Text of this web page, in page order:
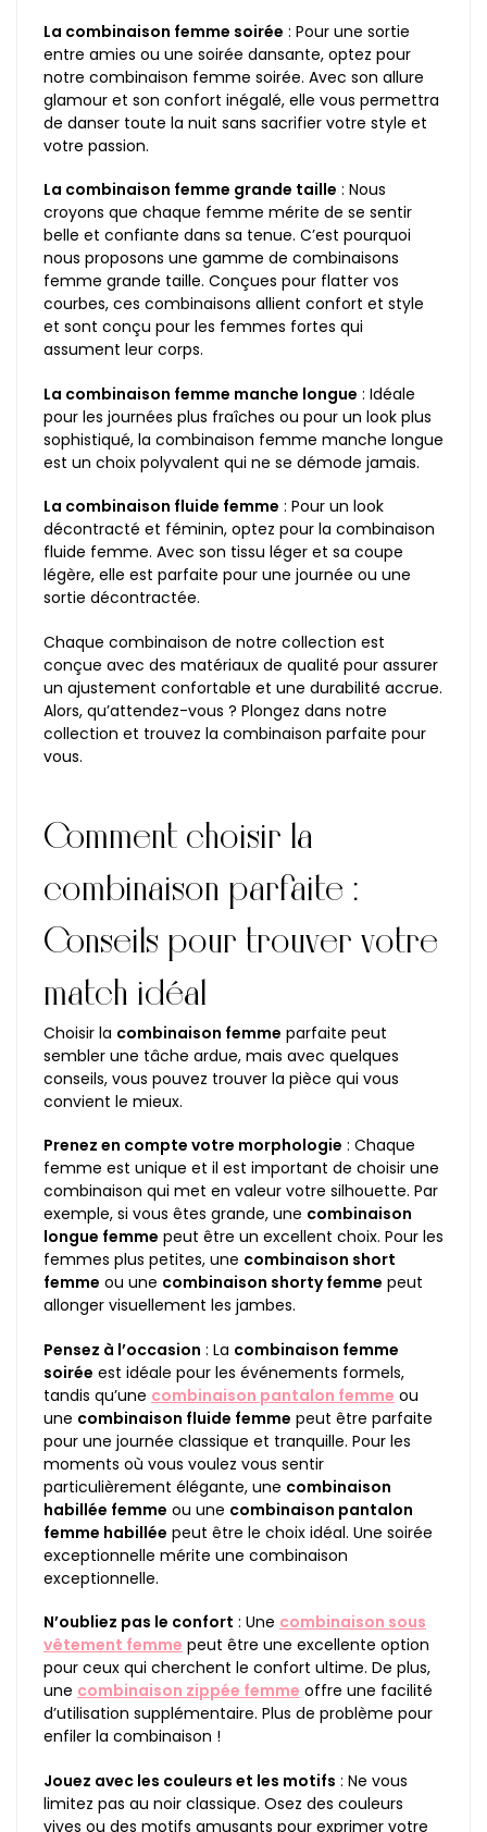
La combinaison femme soirée : Pour une sortie
entre amies ou une soirée dansante, optez pour
notre combinaison femme soirée. Avec son allure
glamour et son confort inégalé, elle vous permettra
de danser toute la nuit sans sacrifier votre style et
votre passion.
La combinaison femme grande taille : Nous
croyons que chaque femme mérite de se sentir
belle et confiante dans sa tenue. C’est pourquoi
nous proposons une gamme de combinaisons
femme grande taille. Conçues pour flatter vos
courbes, ces combinaisons allient confort et style
et sont conçu pour les femmes fortes qui
assument leur corps.
La combinaison femme manche longue : Idéale
pour les journées plus fraîches ou pour un look plus
sophistiqué, la combinaison femme manche longue
est un choix polyvalent qui ne se démode jamais.
La combinaison fluide femme : Pour un look
décontracté et féminin, optez pour la combinaison
fluide femme. Avec son tissu léger et sa coupe
légère, elle est parfaite pour une journée ou une
sortie décontractée.
Chaque combinaison de notre collection est
conçue avec des matériaux de qualité pour assurer
un ajustement confortable et une durabilité accrue.
Alors, qu’attendez-vous ? Plongez dans notre
collection et trouvez la combinaison parfaite pour
vous.
Comment choisir la
combinaison parfaite :
Conseils pour trouver votre
match idéal
Choisir la combinaison femme parfaite peut
sembler une tâche ardue, mais avec quelques
conseils, vous pouvez trouver la pièce qui vous
convient le mieux.
Prenez en compte votre morphologie : Chaque
femme est unique et il est important de choisir une
combinaison qui met en valeur votre silhouette. Par
exemple, si vous êtes grande, une combinaison
longue femme peut être un excellent choix. Pour les
femmes plus petites, une combinaison short
femme ou une combinaison shorty femme peut
allonger visuellement les jambes.
Pensez à l’occasion : La combinaison femme
soirée est idéale pour les événements formels,
tandis qu’une combinaison pantalon femme ou
une combinaison fluide femme peut être parfaite
pour une journée classique et tranquille. Pour les
moments où vous voulez vous sentir
particulièrement élégante, une combinaison
habillée femme ou une combinaison pantalon
femme habillée peut être le choix idéal. Une soirée
exceptionnelle mérite une combinaison
exceptionnelle.
N’oubliez pas le confort : Une combinaison sous
vêtement femme peut être une excellente option
pour ceux qui cherchent le confort ultime. De plus,
une combinaison zippée femme offre une facilité
d’utilisation supplémentaire. Plus de problème pour
enfiler la combinaison !
Jouez avec les couleurs et les motifs : Ne vous
limitez pas au noir classique. Osez des couleurs
vives ou des motifs amusants pour exprimer votre